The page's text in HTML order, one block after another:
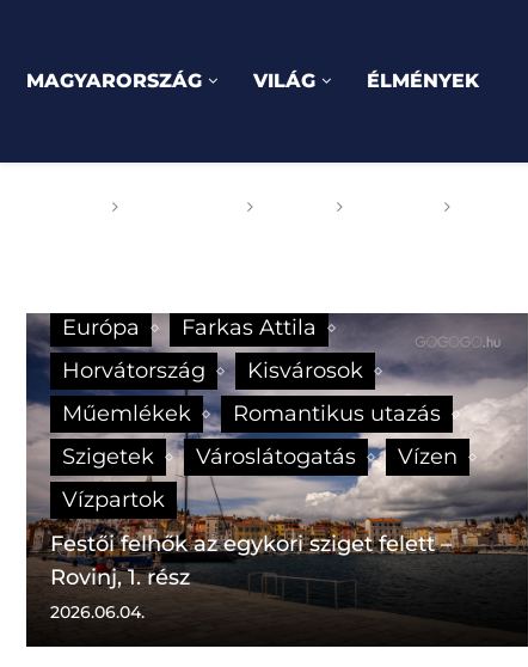
MAGYARORSZÁG VILÁG ÉLMÉNYEK
Európa
Farkas Attila
Horvátország
Kisvárosok
Műemlékek
Romantikus utazás
Szigetek
Városlátogatás
Vízen
Vízpartok
Festői felhők az egykori sziget felett –
Rovinj, 1. rész
2026.06.04.